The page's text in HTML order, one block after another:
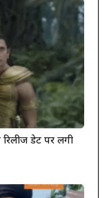
डेट पर लगी